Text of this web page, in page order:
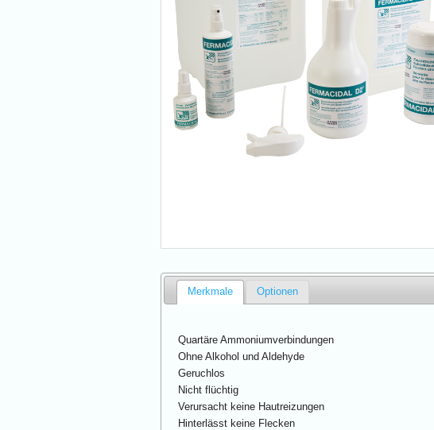
Merkmale Optionen
Quartäre Ammoniumverbindungen
Ohne Alkohol und Aldehyde
Geruchlos
Nicht flüchtig
Verursacht keine Hautreizungen
Hinterlässt keine Flecken